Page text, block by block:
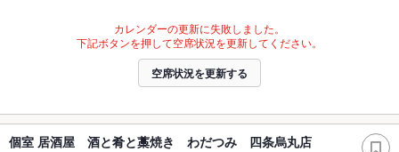
カレンダーの更新に失敗しました。
下記ボタンを押して空席状況を更新してください。
空席状況を更新する
個室 居酒屋 酒と肴と藁焼き わだつみ 四条烏丸店